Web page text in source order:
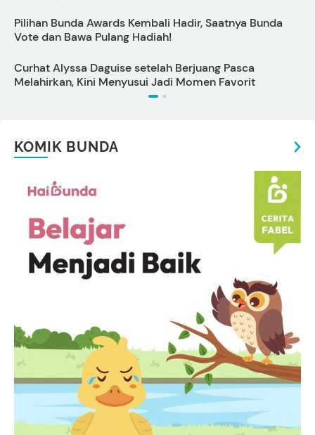
Pilihan Bunda Awards Kembali Hadir, Saatnya Bunda
Vote dan Bawa Pulang Hadiah!
Curhat Alyssa Daguise setelah Berjuang Pasca
Melahirkan, Kini Menyusui Jadi Momen Favorit
KOMIK BUNDA